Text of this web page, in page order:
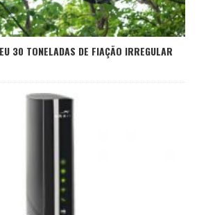
30 TONELADAS DE FIAÇÃO IRREGULAR